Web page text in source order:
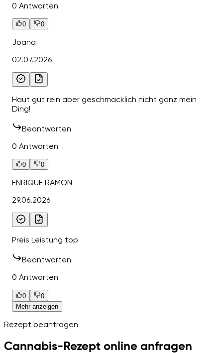
0 Antworten
0 0
Joana
02.07.2026
Haut gut rein aber geschmacklich nicht ganz mein
Ding!
Beantworten
0 Antworten
0 0
ENRIQUE RAMON
29.06.2026
Preis Leistung top
Beantworten
0 Antworten
0
0
Mehr anzeigen
Rezept beantragen
Cannabis-Rezept online anfragen